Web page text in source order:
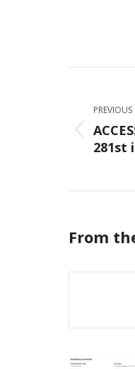
PREVIOUS
Previous
post:
281st
From